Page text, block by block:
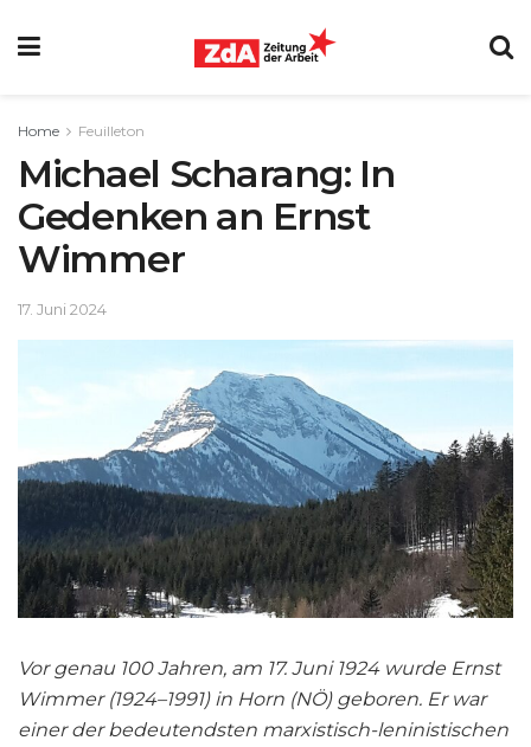
Home Feuilleton
Michael Scharang: In
Gedenken an Ernst
Wimmer
17. Juni 2024
Vor genau 100 Jahren, am 17. Juni 1924 wurde Ernst
Wimmer (1924–1991) in Horn (NÖ) geboren. Er war
einer der bedeutendsten marxistisch-leninistischen